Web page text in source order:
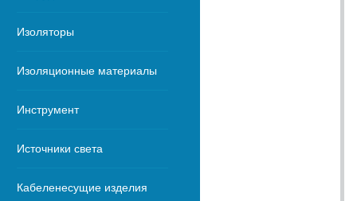
Изоляторы
Изоляционные материалы
Инструмент
Источники света
Кабеленесущие изделия